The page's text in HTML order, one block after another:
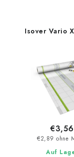
Isover Vario
Auf
€2,89 ohne
€3,56